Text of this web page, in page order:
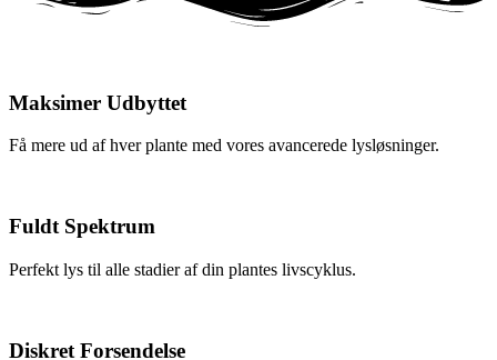
Maksimer Udbyttet
Få mere ud af hver plante med vores avancerede lysløsninger.
Fuldt Spektrum
Perfekt lys til alle stadier af din plantes livscyklus.
Diskret Forsendelse